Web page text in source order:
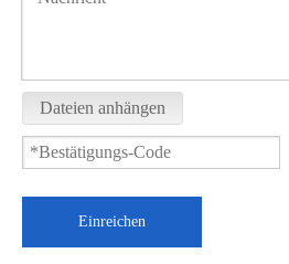
Dateien anhängen
Einreichen